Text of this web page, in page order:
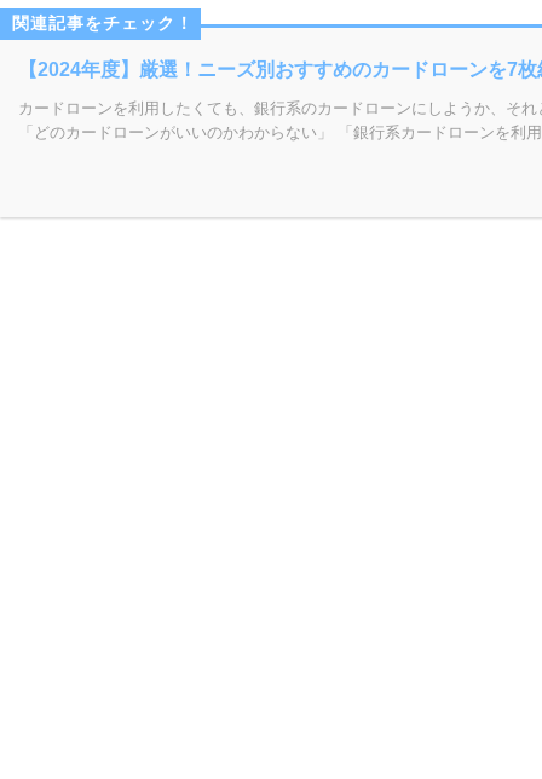
【2024年度】厳選！ニーズ別おすすめのカードローンを7枚
カードローンを利用したくても、銀行系のカードローンにしようか、そ
「どのカードローンがいいのかわからない」 「銀行系カードローンを